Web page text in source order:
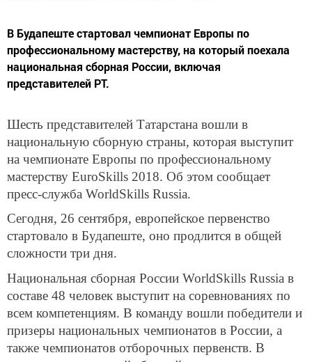
В Будапеште стартовал чемпионат Европы по
профессиональному мастерству, на который поехала
национальная сборная России, включая
представителей РТ.
Шесть представителей Татарстана вошли в
национальную сборную страны, которая выступит
на чемпионате Европы по профессиональному
мастерству EuroSkills 2018. Об этом сообщает
пресс-служба WorldSkills Russia.
Сегодня, 26 сентября, европейское первенство
стартовало в Будапеште, оно продлится в общей
сложности три дня.
Национальная сборная России WorldSkills Russia в
составе 48 человек выступит на соревнованиях по
всем компетенциям. В команду вошли победители и
призеры национальных чемпионатов в России, а
также чемпионатов отборочных первенств. В